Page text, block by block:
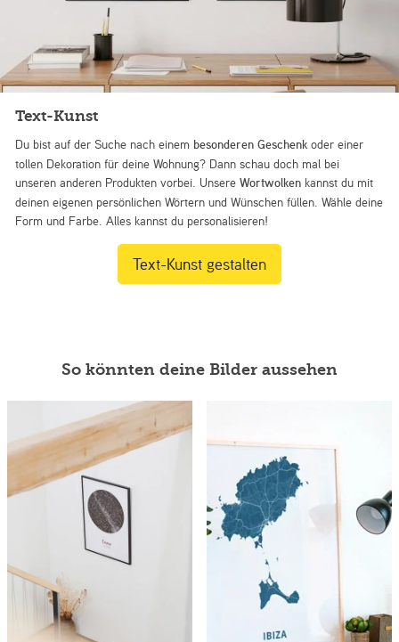
Text-Kunst
Du bist auf der Suche nach einem besonderen Geschenk oder einer
tollen Dekoration für deine Wohnung? Dann schau doch mal bei
unseren anderen Produkten vorbei. UnsereWortwolken kannst du mit
deinen eigenen persönlichen Wörtern und Wünschen füllen. Wähle deine
Form und Farbe. Alles kannst du personalisieren!
Text-Kunst gestalten
So könnten deine Bilder aussehen